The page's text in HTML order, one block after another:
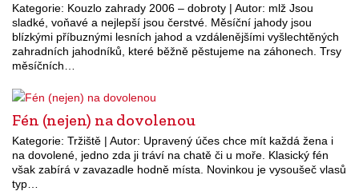
Kategorie: Kouzlo zahrady 2006 – dobroty | Autor: mlž Jsou
sladké, voňavé a nejlepší jsou čerstvé. Měsíční jahody jsou
blízkými příbuznými lesních jahod a vzdálenějšími vyšlechtěných
zahradních jahodníků, které běžně pěstujeme na záhonech. Trsy
měsíčních…
Fén (nejen) na dovolenou
Kategorie: Tržiště | Autor: Upravený účes chce mít každá žena i
na dovolené, jedno zda ji tráví na chatě či u moře. Klasický fén
však zabírá v zavazadle hodně místa. Novinkou je vysoušeč vlasů
typ…